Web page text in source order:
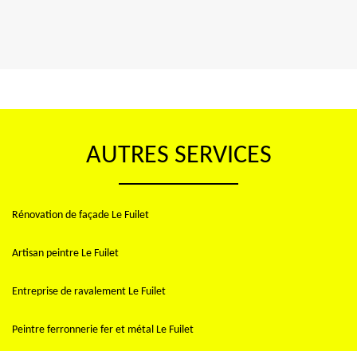
AUTRES SERVICES
Rénovation de façade Le Fuilet
Artisan peintre Le Fuilet
Entreprise de ravalement Le Fuilet
Peintre ferronnerie fer et métal Le Fuilet